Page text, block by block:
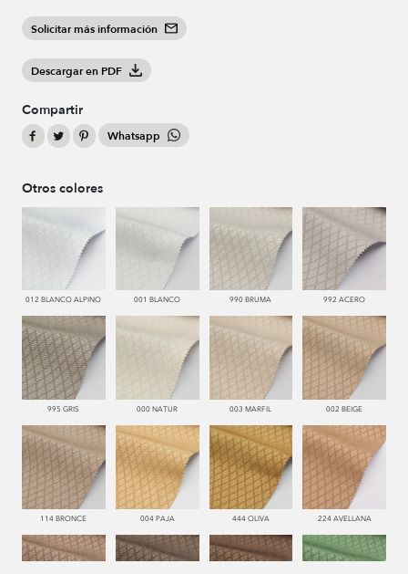
Solicitar más información
Descargar en PDF
Compartir
Whatsapp
Otros colores
012 BLANCO ALPINO 001 BLANCO 990 BRUMA 992 ACERO
995 GRIS 000 NATUR 003 MARFIL 002 BEIGE
114 BRONCE 004 PAJA 444 OLIVA 224 AVELLANA